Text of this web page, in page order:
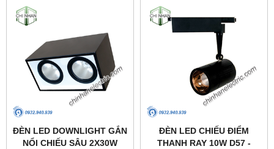
ĐÈN LED DOWNLIGHT GẮN
NỔI CHIẾU SÂU 2X30W
ĐÈN LED CHIẾU ĐIỂM
THANH RAY 10W D57 -